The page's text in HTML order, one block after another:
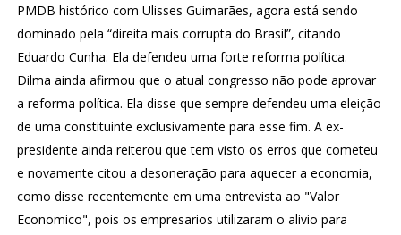
PMDB histórico com Ulisses Guimarães, agora está sendo
dominado pela “direita mais corrupta do Brasil”, citando
Eduardo Cunha. Ela defendeu uma forte reforma política.
Dilma ainda afirmou que o atual congresso não pode aprovar
a reforma política. Ela disse que sempre defendeu uma eleição
de uma constituinte exclusivamente para esse fim. A ex-
presidente ainda reiterou que tem visto os erros que cometeu
e novamente citou a desoneração para aquecer a economia,
como disse recentemente em uma entrevista ao "Valor
Economico", pois os empresarios utilizaram o alivio para